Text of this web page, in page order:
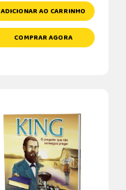
ADICIONAR AO CARRINHO
COMPRAR AGORA